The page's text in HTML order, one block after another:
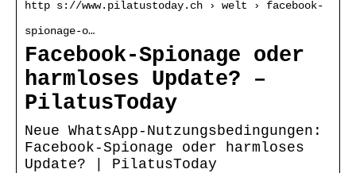
http s://www.pilatustoday.ch › welt › facebook-
spionage-o…
Facebook-Spionage oder
harmloses Update? –
PilatusToday
Neue WhatsApp-Nutzungsbedingungen:
Facebook-Spionage oder harmloses
Update? | PilatusToday